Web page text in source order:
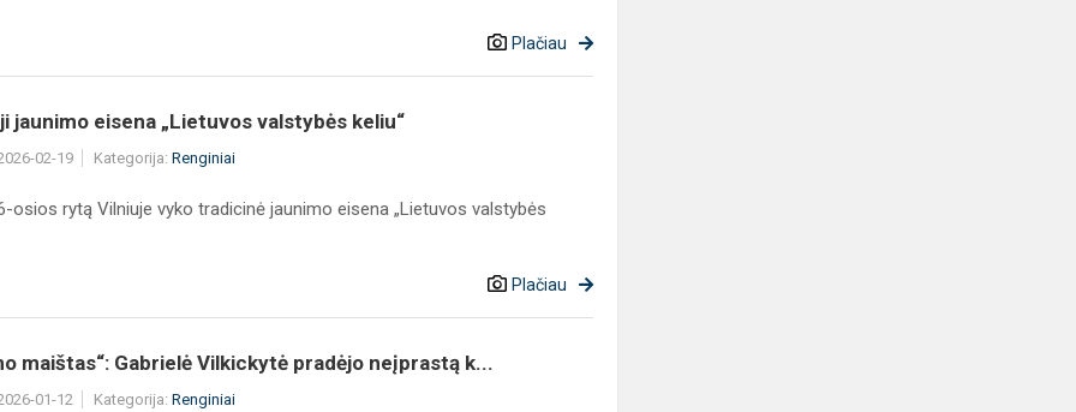
Plačiau
jaunimo eisena „Lietuvos valstybės keliu“
02-19 Kategorija: Renginiai
osios rytą Vilniuje vyko tradicinė jaunimo eisena „Lietuvos valstybės
Plačiau
maištas“: Gabrielė Vilkickytė pradėjo neįprastą k...
01-12 Kategorija: Renginiai